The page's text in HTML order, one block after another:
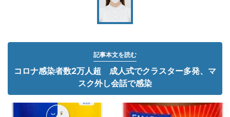
記事本文を読む
コロナ感染者数2万人超 成人式でクラスター多発、マ
スク外し会話で感染